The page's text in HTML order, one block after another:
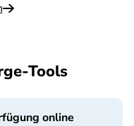
Tools
online